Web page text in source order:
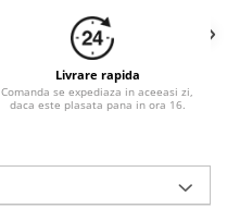
Livrare rapida
Comanda se expediaza in aceeasi zi,
daca este plasata pana in ora 16.